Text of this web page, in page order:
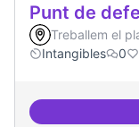
Punt de
Treballem el
Intangibles
0